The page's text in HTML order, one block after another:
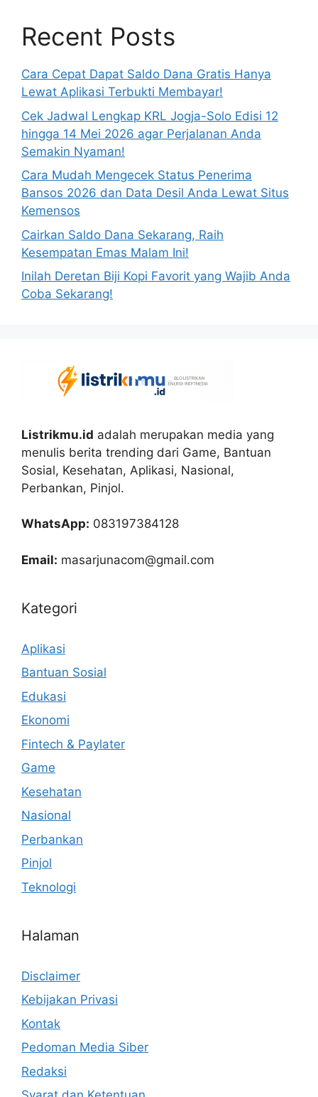
Recent Posts
Cara Cepat Dapat Saldo Dana Gratis Hanya
Lewat Aplikasi Terbukti Membayar!
Cek Jadwal Lengkap KRL Jogja-Solo Edisi 12
hingga 14 Mei 2026 agar Perjalanan Anda
Semakin Nyaman!
Cara Mudah Mengecek Status Penerima
Bansos 2026 dan Data Desil Anda Lewat Situs
Kemensos
Cairkan Saldo Dana Sekarang, Raih
Kesempatan Emas Malam Ini!
Inilah Deretan Biji Kopi Favorit yang Wajib Anda
Coba Sekarang!
Listrikmu.id adalah merupakan media yang
menulis berita trending dari Game, Bantuan
Sosial, Kesehatan, Aplikasi, Nasional,
Perbankan, Pinjol.
WhatsApp: 083197384128
Email: masarjunacom@gmail.com
Kategori
Aplikasi
Bantuan Sosial
Edukasi
Ekonomi
Fintech & Paylater
Game
Kesehatan
Nasional
Perbankan
Pinjol
Teknologi
Halaman
Disclaimer
Kebijakan Privasi
Kontak
Pedoman Media Siber
Redaksi